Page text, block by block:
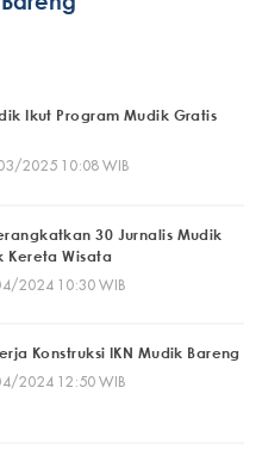
Ikut Program Mudik Gratis
2025 10:08 WIB
30 Jurnalis Mudik
Kereta Wisata
2024 10:30 WIB
Konstruksi IKN Mudik Bareng
2024 12:50 WIB